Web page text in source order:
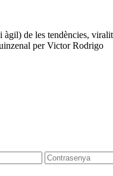
de les tendències,
per Victor Rodrigo